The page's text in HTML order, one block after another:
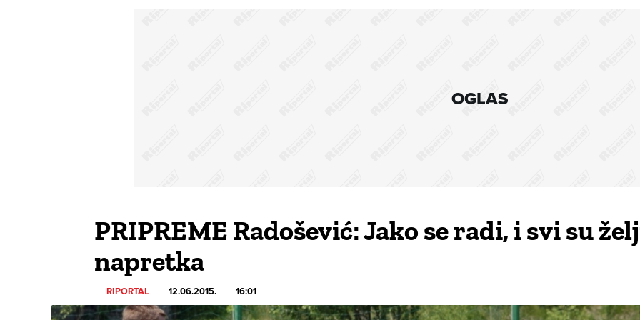
OGLAS
PRIPREME Radošević: Jako se radi, i svi su
napretka
RIPORTAL 12.06.2015. 16:01